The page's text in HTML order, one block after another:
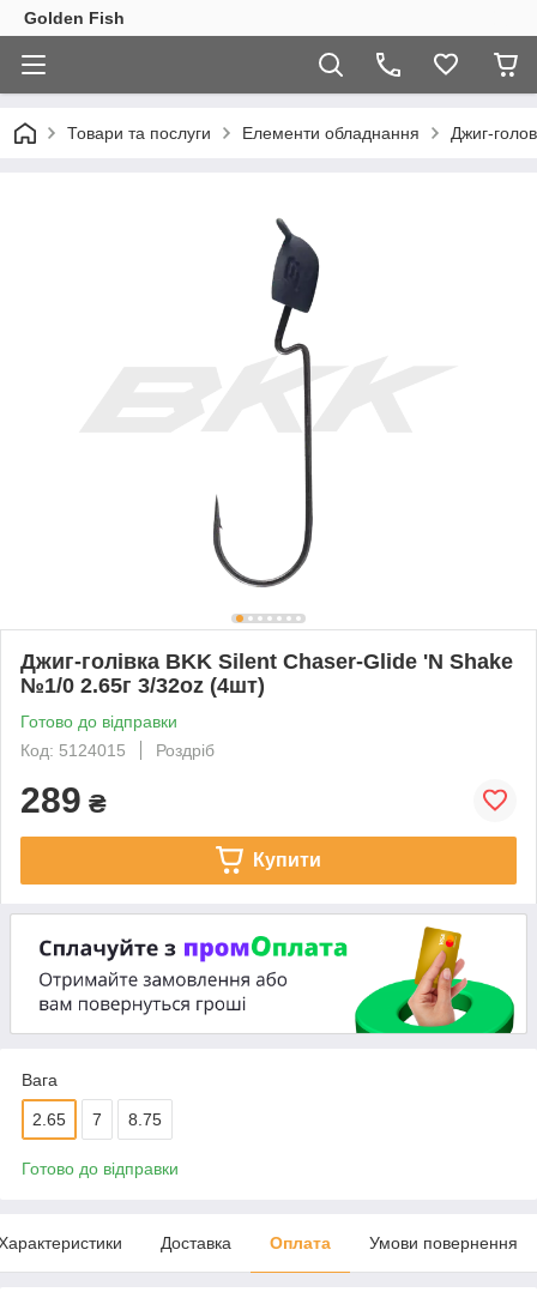
Golden Fish
Товари та послуги Елементи обладнання Джиг-
Джиг-голівка BKK Silent Chaser-Glide 'N Shake
№1/0 2.65г 3/32oz (4шт)
Готово до відправки
Код: 5124015
Роздріб
289 ₴
Купити
Вага
2.65 7 8.75
Готово до відправки
Доставка Оплата Умови повернення